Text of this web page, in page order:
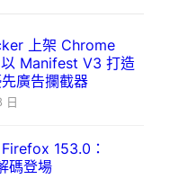
上架 Chrome
Manifest V3 打造
廣告攔截器
日
153.0：
碼登場